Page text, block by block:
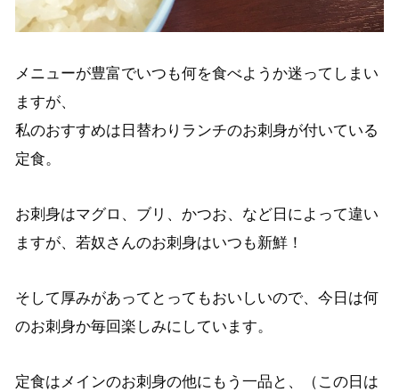
メニューが豊富でいつも何を食べようか迷ってしまい
ますが、
私のおすすめは日替わりランチのお刺身が付いている
定食。
お刺身はマグロ、ブリ、かつお、など日によって違い
ますが、若奴さんのお刺身はいつも新鮮！
そして厚みがあってとってもおいしいので、今日は何
のお刺身か毎回楽しみにしています。
定食はメインのお刺身の他にもう一品と、（この日は